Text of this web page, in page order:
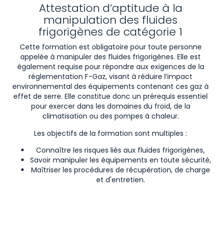
Attestation d’aptitude à la
manipulation des fluides
frigorigènes de catégorie 1
Cette formation est obligatoire pour toute personne
appelée à manipuler des fluides frigorigènes. Elle est
également requise pour répondre aux exigences de la
réglementation F-Gaz, visant à réduire l’impact
environnemental des équipements contenant ces gaz à
effet de serre. Elle constitue donc un prérequis essentiel
pour exercer dans les domaines du froid, de la
climatisation ou des pompes à chaleur.
Les objectifs de la formation sont multiples :
Connaître les risques liés aux fluides frigorigènes,
Savoir manipuler les équipements en toute sécurité,
Maîtriser les procédures de récupération, de charge
et d'entretien.